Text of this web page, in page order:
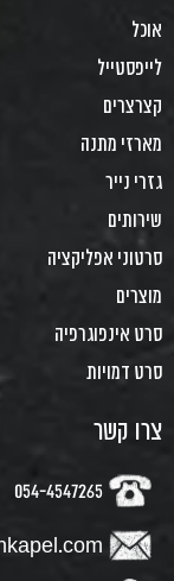
אוכל
לייפסטייל
קצרצרים
מארזי מתנה
גזרי נייר
שירותים
סרטוני אפליקציה
מוצרים
סרט אינפוגרפיה
סרט דמויות
צרו קשר
054-4547265